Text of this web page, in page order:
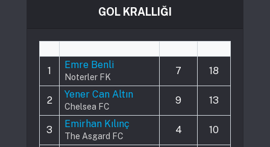
GOL KRALLIĞI
1
Emre Benli
Noterler FK
7 18
2
Yener Can Altın
Chelsea FC
9 13
3
Emirhan Kılınç
The Asgard FC
4 10